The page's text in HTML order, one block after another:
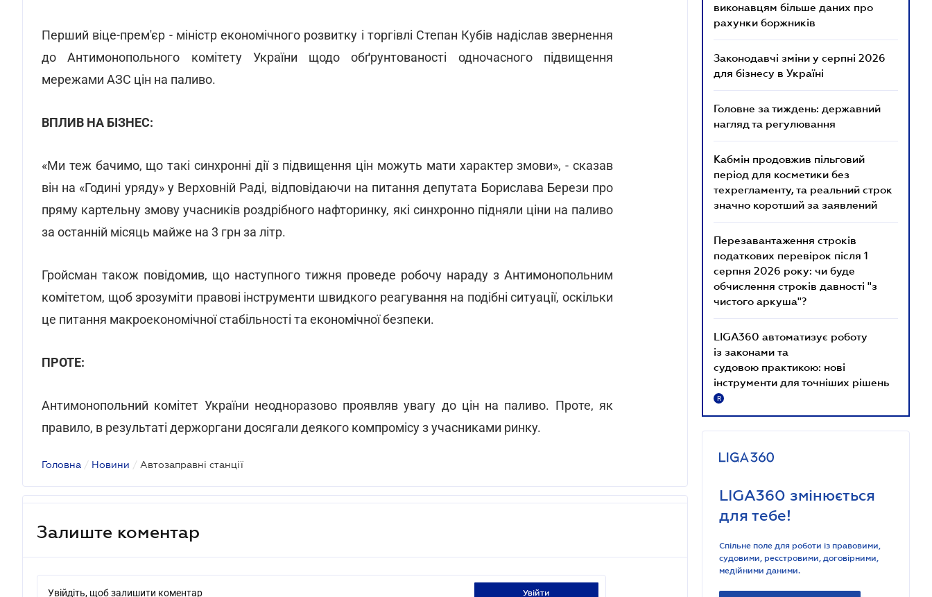
Перший віце-прем'єр - міністр економічного розвитку і торгівлі Степан Кубів надіслав звернення
до Антимонопольного комітету України щодо обґрунтованості одночасного підвищення
мережами АЗС цін на паливо.
ВПЛИВ НА БІЗНЕС:
«Ми теж бачимо, що такі синхронні дії з підвищення цін можуть мати характер змови», - сказав
він на «Годині уряду» у Верховній Раді, відповідаючи на питання депутата Борислава Берези про
пряму картельну змову учасників роздрібного нафторинку, які синхронно підняли ціни на паливо
за останній місяць майже на 3 грн за літр.
Гройсман також повідомив, що наступного тижня проведе робочу нараду з Антимонопольним
комітетом, щоб зрозуміти правові інструменти швидкого реагування на подібні ситуації, оскільки
це питання макроекономічної стабільності та економічної безпеки.
ПРОТЕ:
Антимонопольний комітет України неодноразово проявляв увагу до цін на паливо. Проте, як
правило, в результаті держоргани досягали деякого компромісу з учасниками ринку.
Головна / Новини / Автозаправні станції
Залиште коментар
Увійдіть, щоб залишити коментар увійти
виконавцям більше даних про
рахунки боржників
Законодавчі зміни у серпні 2026
для бізнесу в Україні
Головне за тиждень: державний
нагляд та регулювання
Кабмін продовжив пільговий
період для косметики без
техрегламенту, та реальний строк
значно коротший за заявлений
Перезавантаження строків
податкових перевірок після 1
серпня 2026 року: чи буде
обчислення строків давності "з
чистого аркуша"?
LIGA360 автоматизує роботу
із законами та
судовою практикою: нові
інструменти для точніших рішень
R
LIGA360 змінюється
для тебе!
Спільне поле для роботи із правовими,
судовими, реєстровими, договірними,
медійними даними.